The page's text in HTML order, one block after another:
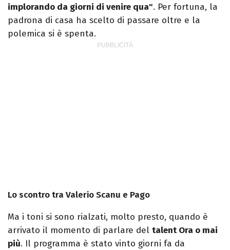
implorando da giorni di venire qua". Per fortuna, la
padrona di casa ha scelto di passare oltre e la
polemica si è spenta.
Lo scontro tra Valerio Scanu e Pago
Ma i toni si sono rialzati, molto presto, quando è
arrivato il momento di parlare del talent Ora o mai
più. Il programma è stato vinto giorni fa da